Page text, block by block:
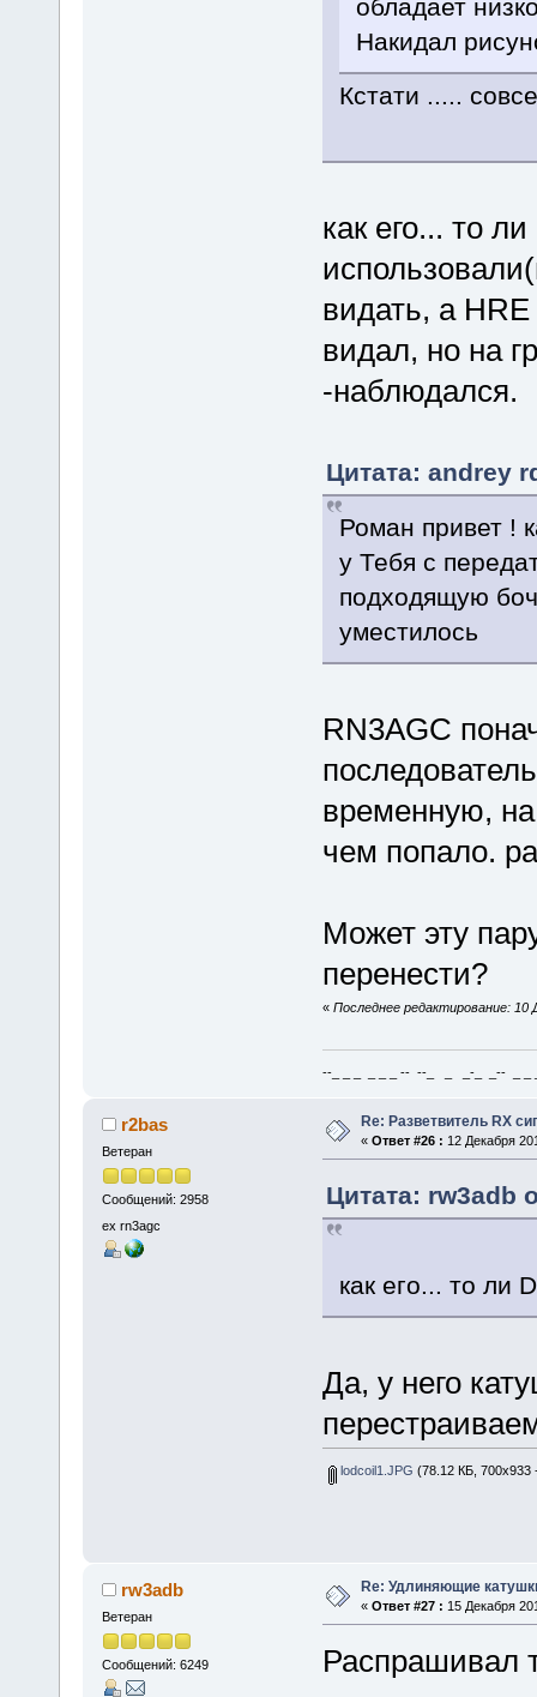
обладает
Накидал
Кстати .....
как его... то
видать, а
видал, но на
-наблюдался.
Цитата: andrey
Роман привет !
у Тебя с
подходящую
уместилось
RN3AGC
временную,
чем попало.
Может эту
перенести?
« Последнее редактирование: 10
--_ _ _ _ _ _ -- --_ _ _-_ _-- _ _
r2bas
Ветеран
Сообщений: 2958
ex rn3agc
Re: Разветвитель RX
« Ответ #26 : 12 Декабря
Цитата: rw3adb
как его... то ли
Да, у него
lodcoil1.JPG (78.12 КБ, 700x933
rw3adb
Ветеран
Сообщений: 6249
Re: Удлиняющие
« Ответ #27 : 15 Декабря
Распрашивал